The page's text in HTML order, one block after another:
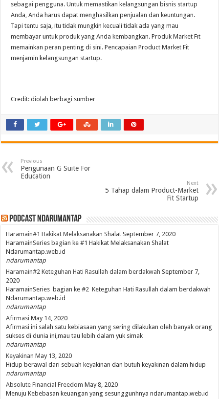
sebagai pengguna. Untuk memastikan kelangsungan bisnis startup
Anda, Anda harus dapat menghasilkan penjualan dan keuntungan.
Tapi tentu saja, itu tidak mungkin kecuali tidak ada yang mau
membayar untuk produk yang Anda kembangkan. Produk Market Fit
memainkan peran penting di sini. Pencapaian Product Market Fit
menjamin kelangsungan startup.
Credit: diolah berbagi sumber
Previous
Pengunaan G Suite For
Education
Next
5 Tahap dalam Product-Market
Fit Startup
PodCast NdaruMantap
Haramain#1 Hakikat Melaksanakan Shalat September 7, 2020
HaramainSeries bagian ke #1 Hakikat Melaksanakan Shalat
Ndarumantap.web.id
ndarumantap
Haramain#2 Keteguhan Hati Rasullah dalam berdakwah September 7,
2020
HaramainSeries bagian ke #2 Keteguhan Hati Rasullah dalam berdakwah
Ndarumantap.web.id
ndarumantap
Afirmasi May 14, 2020
Afirmasi ini salah satu kebiasaan yang sering dilakukan oleh banyak orang
sukses di dunia ini,mau tau lebih dalam yuk simak
ndarumantap
Keyakinan May 13, 2020
Hidup berawal dari sebuah keyakinan dan butuh keyakinan dalam hidup
ndarumantap
Absolute Financial Freedom May 8, 2020
Menuju Kebebasan keuangan yang sesunggunhnya ndarumantap.web.id